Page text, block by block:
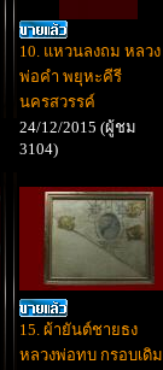
10. แหวนลงถม หลวง
พ่อคำ พยุหะคีรี
นครสวรรค์
24/12/2015 (ผู้ชม
3104)
15. ผ้ายันต์ชายธง
หลวงพ่อทบ กรอบเดิม